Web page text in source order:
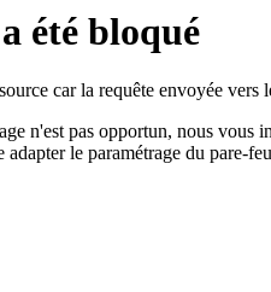
été bloqué
car la requête envoyée vers
n'est pas opportun, nous vous
le paramétrage du pare-